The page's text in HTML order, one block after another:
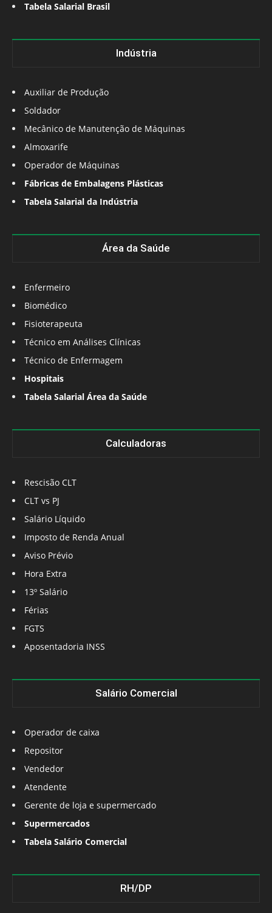
Tabela Salarial Brasil
Indústria
Auxiliar de Produção
Soldador
Mecânico de Manutenção de Máquinas
Almoxarife
Operador de Máquinas
Fábricas de Embalagens Plásticas
Tabela Salarial da Indústria
Área da Saúde
Enfermeiro
Biomédico
Fisioterapeuta
Técnico em Análises Clínicas
Técnico de Enfermagem
Hospitais
Tabela Salarial Área da Saúde
Calculadoras
Rescisão CLT
CLT vs PJ
Salário Líquido
Imposto de Renda Anual
Aviso Prévio
Hora Extra
13º Salário
Férias
FGTS
Aposentadoria INSS
Salário Comercial
Operador de caixa
Repositor
Vendedor
Atendente
Gerente de loja e supermercado
Supermercados
Tabela Salário Comercial
RH/DP